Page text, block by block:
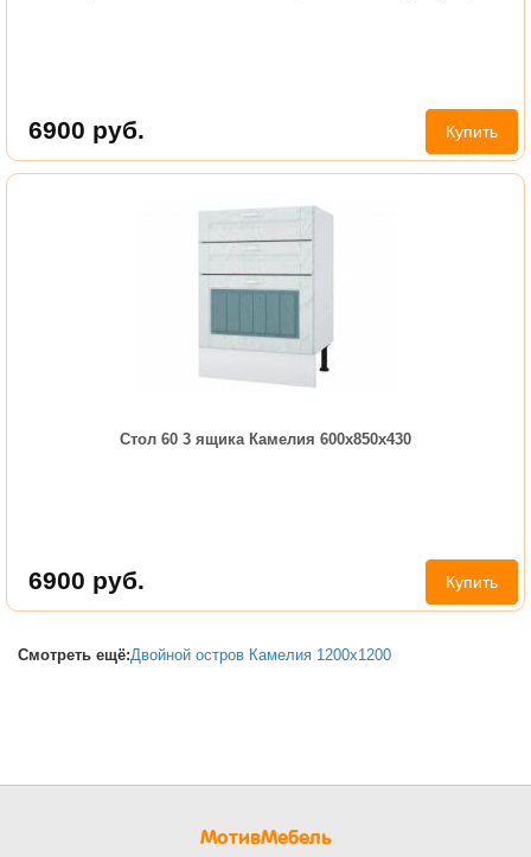
6900 руб. Купить
Стол 60 3 ящика Камелия 600х850х430
6900 руб. Купить
Смотреть ещё:Двойной остров Камелия 1200х1200
МотивМебель